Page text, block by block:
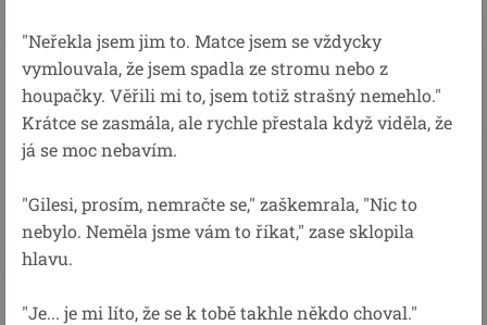
"Neřekla jsem jim to. Matce jsem se vždycky
vymlouvala, že jsem spadla ze stromu nebo z
houpačky. Věřili mi to, jsem totiž strašný nemehlo."
Krátce se zasmála, ale rychle přestala když viděla, že
já se moc nebavím.
"Gilesi, prosím, nemračte se," zaškemrala, "Nic to
nebylo. Neměla jsme vám to říkat," zase sklopila
hlavu.
"Je... je mi líto, že se k tobě takhle někdo choval."